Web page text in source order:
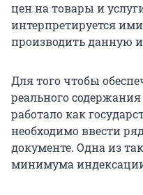
цен на товары и
интерпретируется
производить данную
Для того чтобы
реального
работало как
необходимо ввести
документе. Одна из
минимума